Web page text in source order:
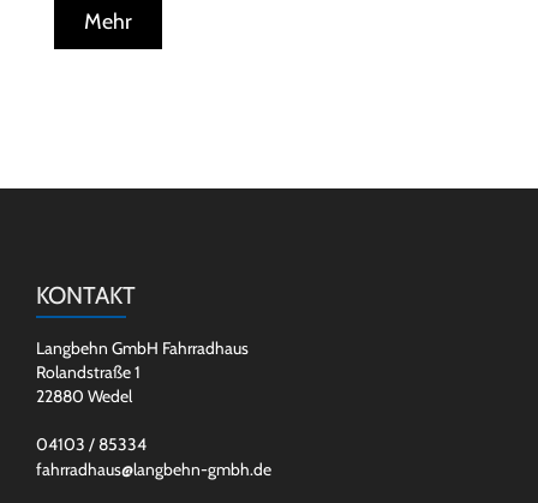
Mehr
KONTAKT
Langbehn GmbH Fahrradhaus
Rolandstraße 1
22880 Wedel
04103 / 85334
fahrradhaus@langbehn-gmbh.de